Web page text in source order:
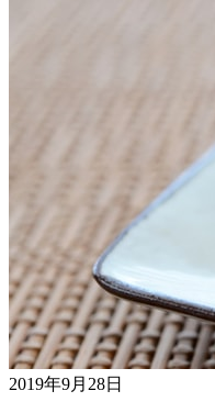
2019年9月28日